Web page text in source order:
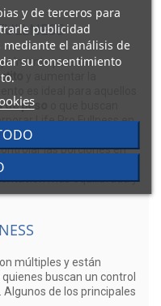
para las
peso
Life Pro Fullness en
una disminución en los
las porciones en
gestión del peso, sino que
más equilibrada y
múltiples y están
buscan un control
de los principales
y de terceros para
publicidad
el análisis de
su consentimiento